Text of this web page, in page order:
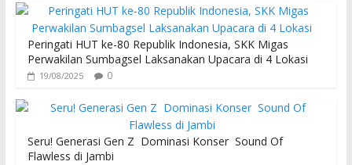
Peringati HUT ke-80 Republik Indonesia, SKK Migas
Perwakilan Sumbagsel Laksanakan Upacara di 4 Lokasi
19/08/2025 0
Seru! Generasi Gen Z Dominasi Konser Sound Of
Flawless di Jambi